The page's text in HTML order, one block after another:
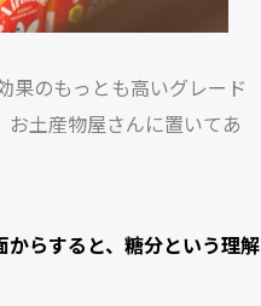
果のもっとも高いグレード
土産物屋さんに置いてあ
らすると、糖分という理解